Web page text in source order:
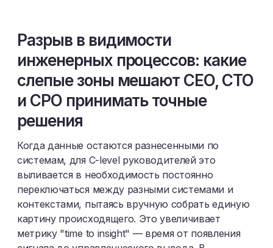
Разрыв в видимости
инженерных процессов: какие
слепые зоны мешают CEO, CTO
и CPO принимать точные
решения
Когда данные остаются разнесенными по
системам, для C-level руководителей это
выливается в необходимость постоянно
переключаться между разными системами и
контекстами, пытаясь вручную собрать единую
картину происходящего. Это увеличивает
метрику "time to insight" — время от появления